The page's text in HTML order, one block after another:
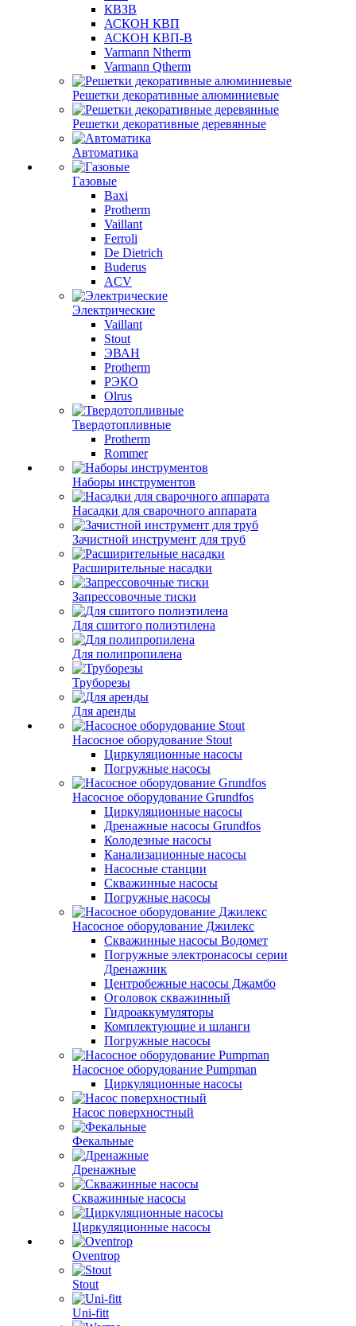
КВЗВ
АСКОН КВП
АСКОН КВП-В
Varmann Ntherm
Varmann Qtherm
Решетки декоративные алюминиевые
Решетки декоративные деревянные
Автоматика
Газовые
Baxi
Protherm
Vaillant
Ferroli
De Dietrich
Buderus
ACV
Электрические
Vaillant
Stout
ЭВАН
Protherm
РЭКО
Olrus
Твердотопливные
Protherm
Rommer
Наборы инструментов
Насадки для сварочного аппарата
Зачистной инструмент для труб
Расширительные насадки
Запрессовочные тиски
Для сшитого полиэтилена
Для полипропилена
Труборезы
Для аренды
Насосное оборудование Stout
Циркуляционные насосы
Погружные насосы
Насосное оборудование Grundfos
Циркуляционные насосы
Дренажные насосы Grundfos
Колодезные насосы
Канализационные насосы
Насосные станции
Скважинные насосы
Погружные насосы
Насосное оборудование Джилекс
Скважинные насосы Водомет
Погружные электронасосы серии
Дренажник
Центробежные насосы Джамбо
Оголовок скважинный
Гидроаккумуляторы
Комплектующие и шланги
Погружные насосы
Насосное оборудование Pumpman
Циркуляционные насосы
Насос поверхностный
Фекальные
Дренажные
Скважинные насосы
Циркуляционные насосы
Oventrop
Stout
Uni-fitt